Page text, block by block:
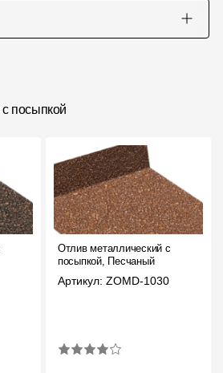
посыпкой
Отлив металлический с
посыпкой, Песчаный
Артикул: ZOMD-1030